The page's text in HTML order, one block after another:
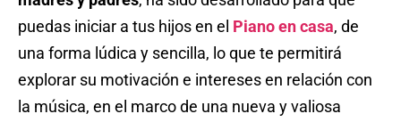
puedas iniciar a tus hijos en el Piano en casa, de
una forma lúdica y sencilla, lo que te permitirá
explorar su motivación e intereses en relación con
la música, en el marco de una nueva y valiosa